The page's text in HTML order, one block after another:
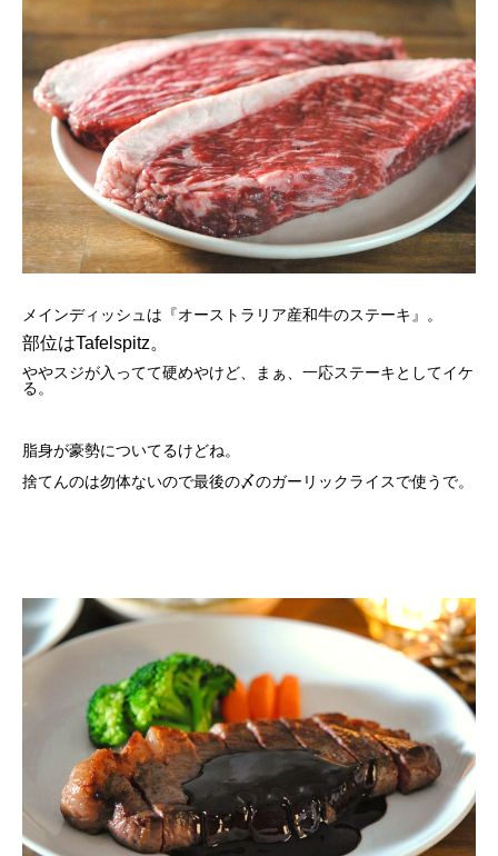
メインディッシュは『オーストラリア産和牛のステーキ』。
部位はTafelspitz。
ややスジが入ってて硬めやけど、まぁ、一応ステーキとしてイケ
る。
脂身が豪勢についてるけどね。
捨てんのは勿体ないので最後の〆のガーリックライスで使うで。